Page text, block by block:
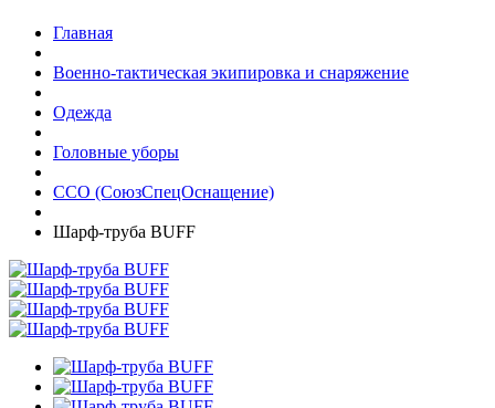
Главная
Военно-тактическая экипировка и снаряжение
Одежда
Головные уборы
ССО (СоюзСпецОснащение)
Шарф-труба BUFF